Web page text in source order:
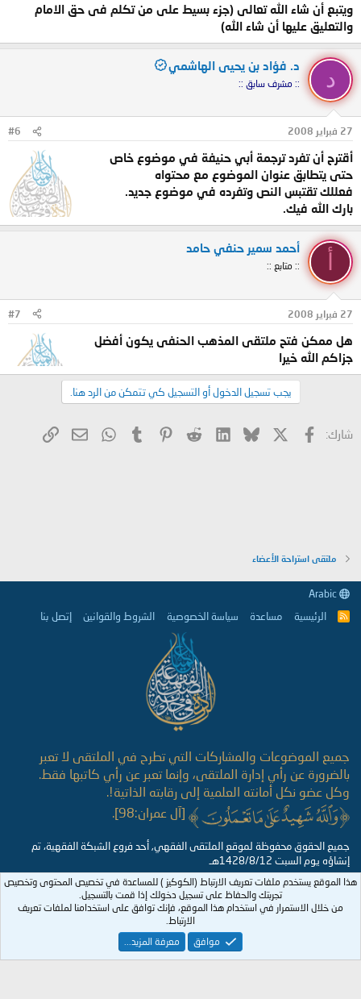
ويتبع أن شاء الله تعالى (جزء بسيط على من تكلم فى حق الامام
والتعليق عليها أن شاء الله)
د
د. فؤاد بن يحيى الهاشمي
:: مشرف سابق ::
27 فبراير 2008 #6
أقترح أن تفرد ترجمة أبي حنيفة في موضوع خاص
حتى يتطابق عنوان الموضوع مع محتواه
فعللك تقتبس النص وتفرده في موضوع جديد.
بارك الله فيك.
أحمد سمير حنفي حامد
:: متابع ::
27 فبراير 2008 #7
هل ممكن فتح ملتقى المذهب الحنفى يكون أفضل
جزاكم الله خيرا
يجب تسجيل الدخول أو التسجيل كي تتمكن من الرد هنا.
شارك: فيسبوك Bluesky
LinkedIn
Reddit
Pinterest
Tumblr
WhatsApp
البريد
ملتقى استراحة الأعضاء
R
الرئيسية مساعدة سياسة الخصوصية الشروط والقوانين إتصل بنا
جميع الموضوعات والمشاركات التي تطرح في الملتقى لا تعبر
بالضرورة عن رأي إدارة الملتقى، وإنما تعبر عن رأي كاتبها فقط.
وكل عضو نكل أمانته العلمية إلى رقابته الذاتية!.
[آل عمران:98].
جميع الحقوق محفوظة لموقع الملتقى الفقهي, أحد فروع الشبكة الفقهية، تم
إنشاؤه يوم السبت 1428/8/12هـ
هذا الموقع يستخدم ملفات تعريف الارتباط (الكوكيز ) للمساعدة في تخصيص المحتوى وتخصيص
تجربتك والحفاظ على تسجيل دخولك إذا قمت بالتسجيل.
من خلال الاستمرار في استخدام هذا الموقع، فإنك توافق على استخدامنا لملفات تعريف
الارتباط.
موافق
معرفة المزيد...